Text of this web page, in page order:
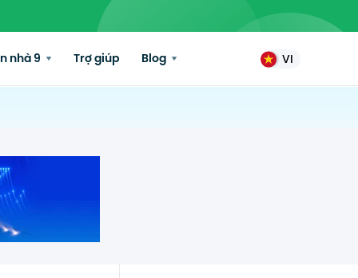
nhà 9 Trợ giúp Blog VI